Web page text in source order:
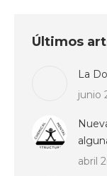
Últimos
La
junio
abril